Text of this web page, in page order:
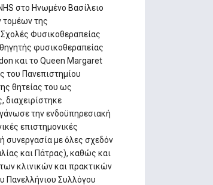
στο Ηνωμένο Βασίλειο
τομέων της
Φυσικοθεραπείας
φυσικοθεραπείας
και το Queen Margaret
του Πανεπιστημίου
θητείας του ως
την ενδοϋπηρεσιακή
επιστημονικές
συνεργασία με όλες σχεδόν
και Πάτρας), καθώς και
κλινικών και πρακτικών
Πανελλήνιου Συλλόγου